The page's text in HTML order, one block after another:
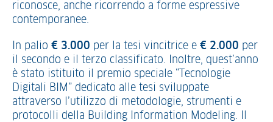
riconosce, anche ricorrendo a forme espressive
contemporanee.
In palio € 3.000 per la tesi vincitrice e € 2.000 per
il secondo e il terzo classificato. Inoltre, quest’anno
è stato istituito il premio speciale “Tecnologie
Digitali BIM” dedicato alle tesi sviluppate
attraverso l’utilizzo di metodologie, strumenti e
protocolli della Building Information Modeling. Il